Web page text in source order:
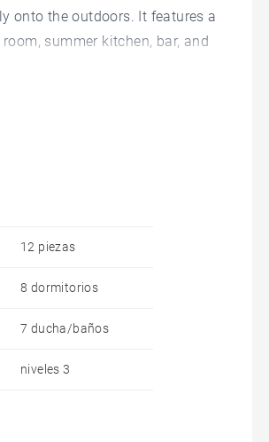
onto the outdoors. It features a
summer kitchen, bar, and
well as an office and a games
and a garage.
12 piezas
8 dormitorios
7 ducha/baños
niveles 3